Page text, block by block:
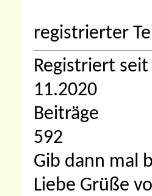
registrierter
Registriert seit
11.2020
Beiträge
592
Gib dann mal
Liebe Grüße